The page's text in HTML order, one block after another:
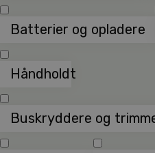
Batterier og opladere
Håndholdt
Buskryddere og